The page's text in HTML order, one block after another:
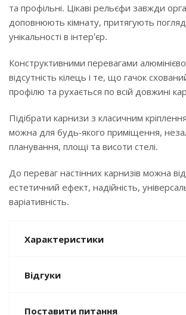
та профільні. Цікаві рельєфи завжди
доповнюють кімнату, притягують
унікальності в інтер'єр.
Конструктивними перевагами
відсутність кілець і те, що гачок
профілю та рухається по всій довжині
Підібрати карнизи з класичним
можна для будь-якого приміщення,
планування, площі та висоти стелі.
До переваг настінних карнизів можна
естетичний ефект, надійність,
варіативність.
Характеристики
Відгуки
Поставити питання